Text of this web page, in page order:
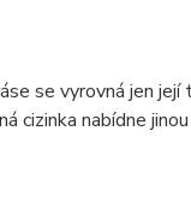
se vyrovná jen
cizinka nabídne